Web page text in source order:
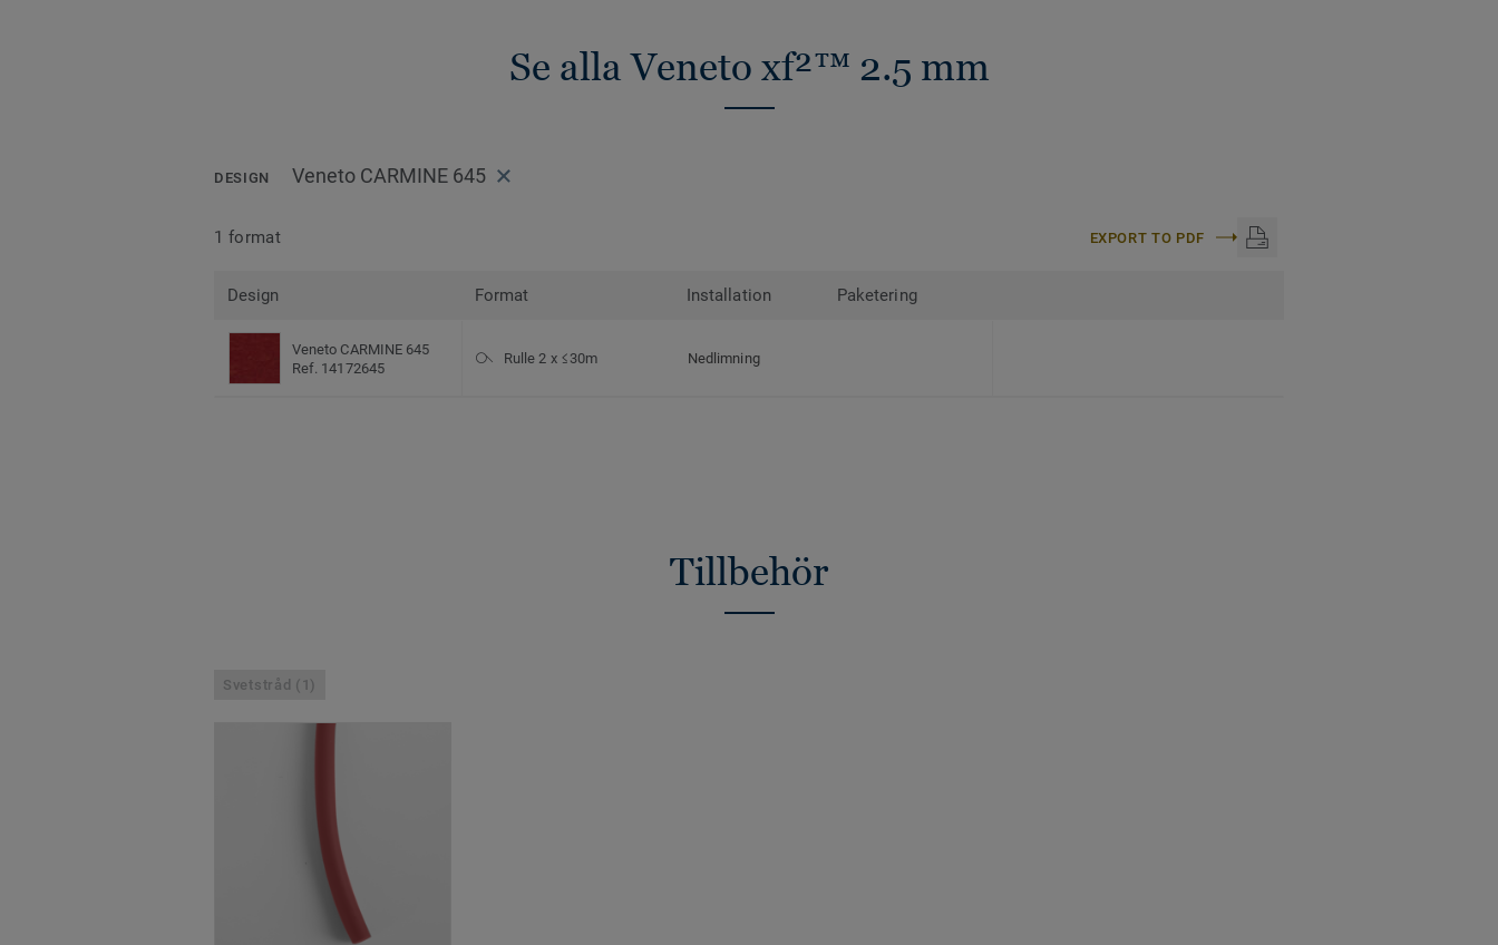
Se alla Veneto xf²™ 2.5 mm
DESIGN Veneto CARMINE 645
1 format EXPORT TO PDF
Design Format Installation Paketering
Veneto CARMINE 645
Ref. 14172645
Rulle 2 x ≤30m Nedlimning
Tillbehör
Svetstråd (1)